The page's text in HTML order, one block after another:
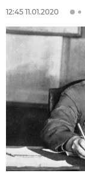
12:45 11.01.2020